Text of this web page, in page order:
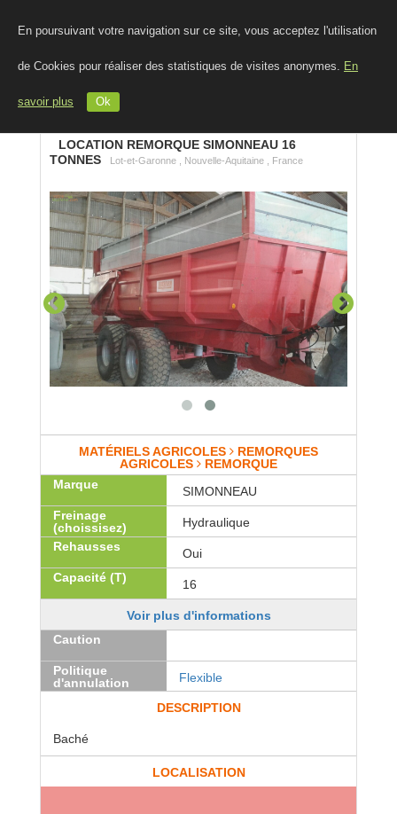
En poursuivant votre navigation sur ce site, vous acceptez l'utilisation
de Cookies pour réaliser des statistiques de visites anonymes. En
savoir plus Ok
LOCATION REMORQUE SIMONNEAU 16
TONNES
Lot-et-Garonne , Nouvelle-Aquitaine , France
MATÉRIELS AGRICOLES
REMORQUES
AGRICOLES
REMORQUE
Marque
SIMONNEAU
Freinage
(choissisez)
Hydraulique
Rehausses
Oui
Capacité (T)
16
Voir plus d'informations
Caution
Politique
d'annulation
Flexible
DESCRIPTION
Baché
LOCALISATION